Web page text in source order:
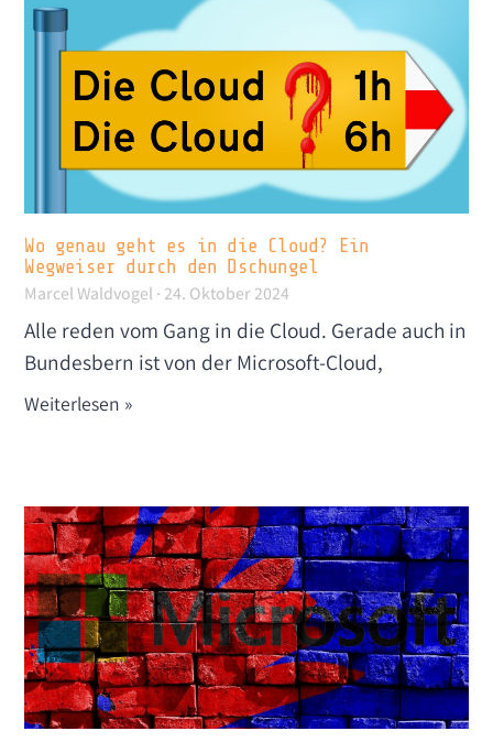
Wo genau geht es in die Cloud? Ein
Wegweiser durch den Dschungel
Marcel Waldvogel 24. Oktober 2024
Alle reden vom Gang in die Cloud. Gerade auch in
Bundesbern ist von der Microsoft-Cloud,
Weiterlesen »